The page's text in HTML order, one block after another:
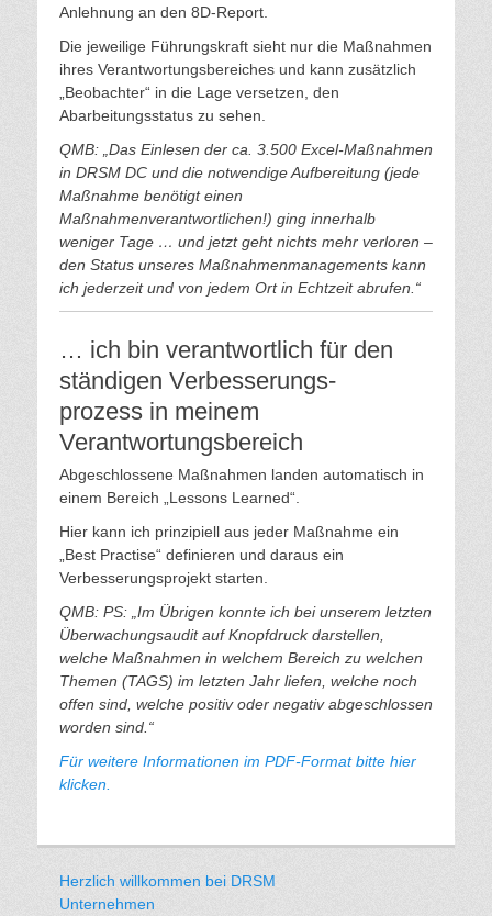
Anlehnung an den 8D-Report.
Die jeweilige Führungskraft sieht nur die Maßnahmen
ihres Verantwortungsbereiches und kann zusätzlich
„Beobachter“ in die Lage versetzen, den
Abarbeitungsstatus zu sehen.
QMB: „Das Einlesen der ca. 3.500 Excel-Maßnahmen
in DRSM DC und die notwendige Aufbereitung (jede
Maßnahme benötigt einen
Maßnahmenverantwortlichen!) ging innerhalb
weniger Tage … und jetzt geht nichts mehr verloren –
den Status unseres Maßnahmenmanagements kann
ich jederzeit und von jedem Ort in Echtzeit abrufen.“
… ich bin verantwortlich für den
ständigen Verbesserungs-
prozess in meinem
Verantwortungsbereich
Abgeschlossene Maßnahmen landen automatisch in
einem Bereich „Lessons Learned“.
Hier kann ich prinzipiell aus jeder Maßnahme ein
„Best Practise“ definieren und daraus ein
Verbesserungsprojekt starten.
QMB: PS: „Im Übrigen konnte ich bei unserem letzten
Überwachungsaudit auf Knopfdruck darstellen,
welche Maßnahmen in welchem Bereich zu welchen
Themen (TAGS) im letzten Jahr liefen, welche noch
offen sind, welche positiv oder negativ abgeschlossen
worden sind.“
Für weitere Informationen im PDF-Format bitte hier
klicken.
Herzlich willkommen bei DRSM
Unternehmen